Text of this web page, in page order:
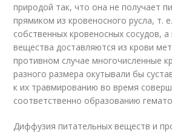
природой так, что она не получает
прямиком из кровеносного русла, т.
собственных кровеносных сосудов,
вещества доставляются из крови
противном случае многочисленные
разного размера окутывали бы
к их травмированию во время
соответственно образованию
Диффузия питательных веществ и